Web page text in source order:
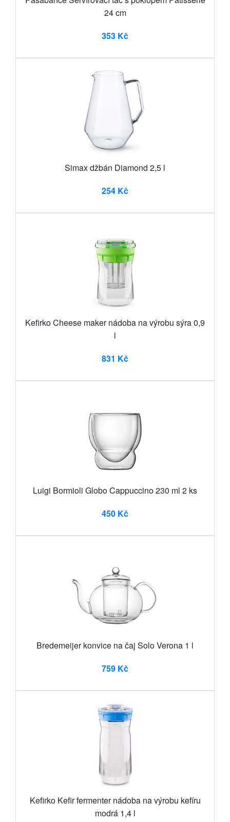
24 cm
353 Kč
Simax džbán Diamond 2,5 l
254 Kč
Kefirko Cheese maker nádoba na výrobu sýra 0,9
l
831 Kč
Luigi Bormioli Globo Cappuccino 230 ml 2 ks
450 Kč
Bredemeijer konvice na čaj Solo Verona 1 l
759 Kč
Kefirko Kefir fermenter nádoba na výrobu kefíru
modrá 1,4 l